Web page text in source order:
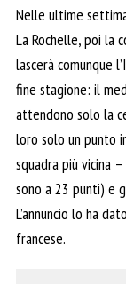
Nelle ultime
La Rochelle, poi la
lascerà comunque
fine stagione: il
attendono solo la
loro solo un punto
squadra più vicina
sono a 23 punti) e
L’annuncio lo ha
francese.